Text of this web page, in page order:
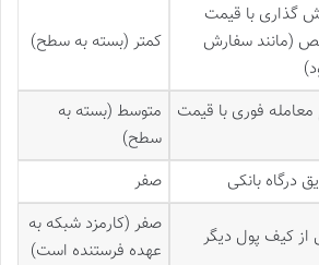
گذاری با قیمت
(مانند سفارش
کمتر (بسته به سطح)
معامله فوری با قیمت
متوسط (بسته به
سطح)
درگاه بانکی صفر
از کیف پول دیگر
صفر (کارمزد شبکه به
عهده فرستنده است)